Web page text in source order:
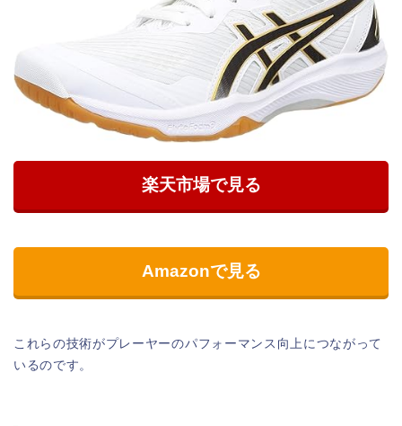
楽天市場で見る
Amazonで見る
これらの技術がプレーヤーのパフォーマンス向上につながって
いるのです。